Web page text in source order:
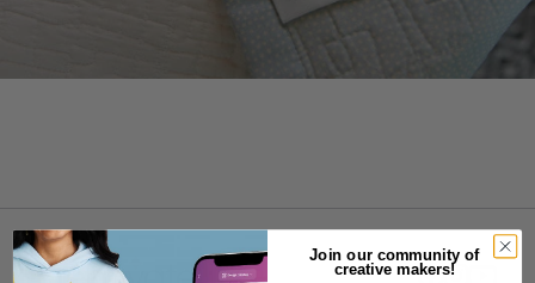
Join our community of
creative makers!